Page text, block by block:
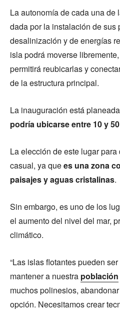
La autonomía de cada una
dada por la instalación de sus
desalinización y de energías
isla podrá moverse
permitirá reubicarlas y
de la estructura principal.
La inauguración está
podría ubicarse entre 10 y
La elección de este lugar
casual, ya quees una zona
paisajes y aguas cristalinas.
Sin embargo, es uno de los
el aumento del nivel del mar,
climático.
“Las islas flotantes pueden
mantener a nuestra población
muchos polinesios,
opción. Necesitamos crear